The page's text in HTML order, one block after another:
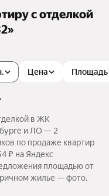
с отделкой
Цена Площадь
в ЖК
и ЛО — 2
по продаже квартир
₽ на Яндекс
площадью от
жилье — фото,